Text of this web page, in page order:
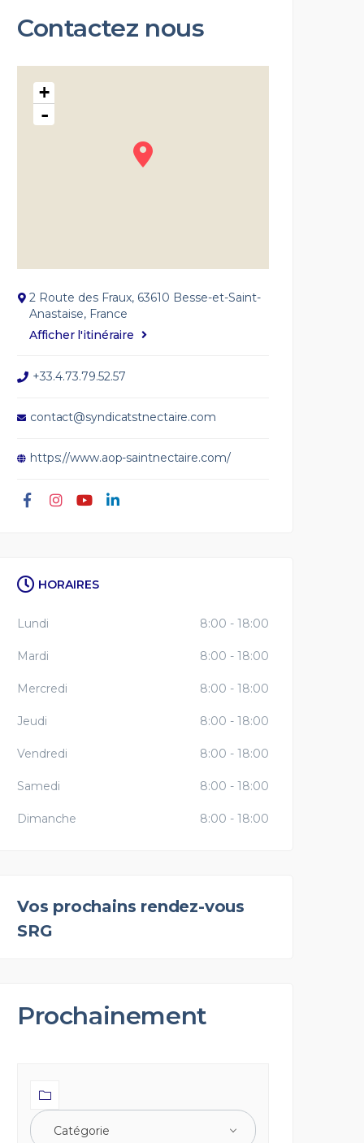
Contactez nous
+
-
2 Route des Fraux, 63610 Besse-et-Saint-
Anastaise, France
Afficher l'itinéraire
+33.4.73.79.52.57
contact@syndicatstnectaire.com
https://www.aop-saintnectaire.com/
HORAIRES
Lundi 8:00 - 18:00
Mardi 8:00 - 18:00
Mercredi 8:00 - 18:00
Jeudi 8:00 - 18:00
Vendredi 8:00 - 18:00
Samedi 8:00 - 18:00
Dimanche 8:00 - 18:00
Vos prochains rendez-vous
SRG
Prochainement
Catégorie